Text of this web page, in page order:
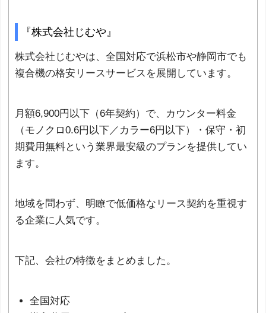
『株式会社じむや』
株式会社じむやは、全国対応で浜松市や静岡市でも
複合機の格安リースサービスを展開しています。
月額6,900円以下（6年契約）で、カウンター料金
（モノクロ0.6円以下／カラー6円以下）・保守・初
期費用無料という業界最安級のプランを提供してい
ます。
地域を問わず、明瞭で低価格なリース契約を重視す
る企業に人気です。
下記、会社の特徴をまとめました。
全国対応